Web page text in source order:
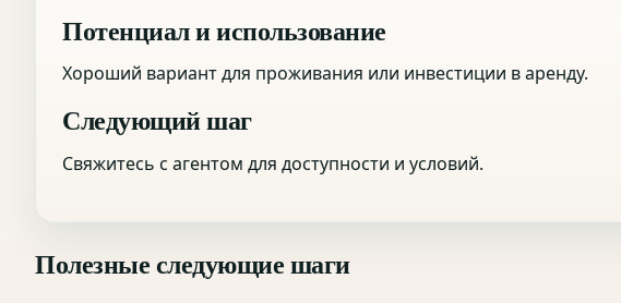
Потенциал и использование
Хороший вариант для проживания или инвестиции в аренду.
Следующий шаг
Свяжитесь с агентом для доступности и условий.
Полезные следующие шаги